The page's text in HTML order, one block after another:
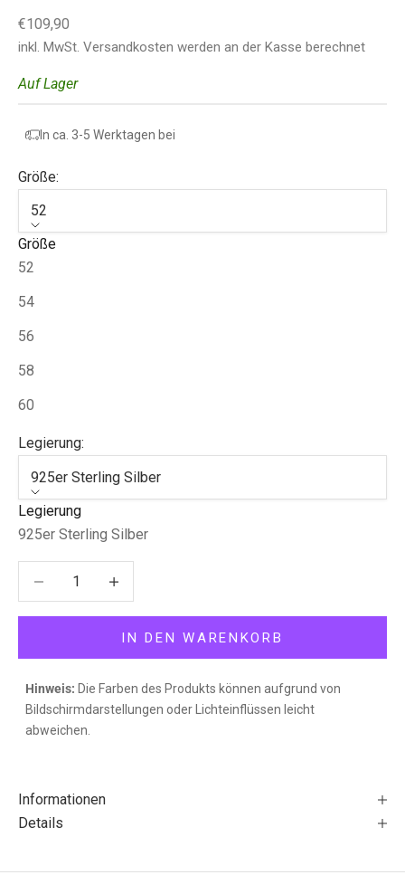
Angebot
€109,90
inkl. MwSt. Versandkosten werden an der Kasse berechnet
Auf Lager
In ca. 3-5 Werktagen bei
Größe:
52
Größe
52
54
56
58
60
Legierung:
925er Sterling Silber
Legierung
925er Sterling Silber
Anzahl verringern
IN DEN WARENKORB
Hinweis: Die Farben des Produkts können aufgrund von
Bildschirmdarstellungen oder Lichteinflüssen leicht
abweichen.
Informationen
Details